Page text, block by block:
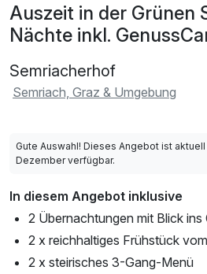
Auszeit in der Grünen
Nächte inkl.
Semriacherhof
Semriach, Graz & Umgebung
Gute Auswahl! Dieses Angebot ist
Dezember verfügbar.
In diesem Angebot inklusive
2 Übernachtungen mit Blick ins
2 x reichhaltiges Frühstück
2 x steirisches 3-Gang-Menü